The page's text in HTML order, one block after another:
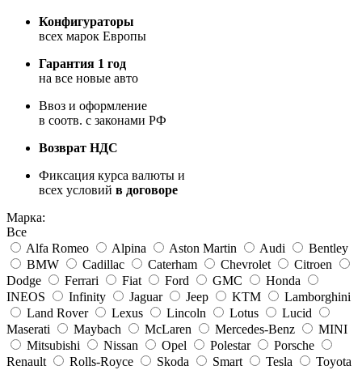
Конфигураторы
всех марок Европы
Гарантия 1 год
на все новые авто
Ввоз и оформление
в соотв. с законами РФ
Возврат НДС
Фиксация курса валюты и
всех условий в договоре
Марка:
Все
Alfa Romeo
Alpina Aston Martin Audi
Bentley
BMW
Cadillac Caterham Chevrolet
Citroen
Dodge
Ferrari Fiat Ford GMC
Honda
INEOS
Infinity Jaguar Jeep KTM
Lamborghini
Land Rover
Lexus Lincoln Lotus
Lucid
Maserati
Maybach McLaren Mercedes-Benz
MINI
Mitsubishi
Nissan Opel Polestar
Porsche
Renault
Rolls-Royce Skoda Smart Tesla
Toyota